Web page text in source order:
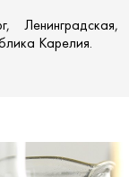
Ленинградская,
Карелия.